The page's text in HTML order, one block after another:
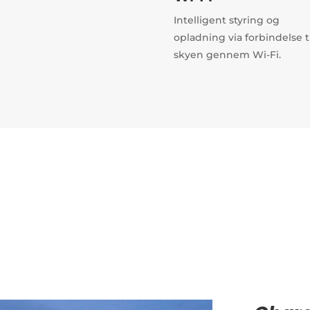
Intelligent styring og
opladning via forbindelse
skyen gennem Wi-Fi.